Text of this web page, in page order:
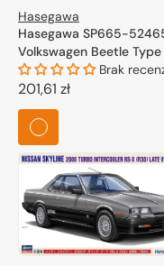
Hasegawa
Hasegawa SP665-
Volkswagen Beetle Type
(1966) "Rio Asaka" w/
1/24
Brak
Cena
regularna
201,61 zł